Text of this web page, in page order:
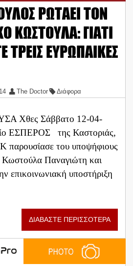
ΡΩΤΑΕΙ ΤΟΝ
ΚΩΣΤΟΥΛΑ: ΓΙΑΤΙ
ΤΡΕΙΣ ΕΥΡΩΠΑΙΚΕΣ
The Doctor Διάφορα
Χθες Σάββατο 12-04-
ΕΣΠΕΡΟΣ της Καστοριάς,
του υποψήφιους
Κωστούλα Παναγιώτη και
επικοινωνιακή υποστήριξη
ΔΙΑΒΑΣΤΕ ΠΕΡΙΣΣΟΤΕΡΑ